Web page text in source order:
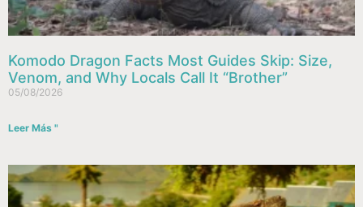
Komodo Dragon Facts Most Guides Skip: Size,
Venom, and Why Locals Call It “Brother”
05/08/2026
Leer Más "